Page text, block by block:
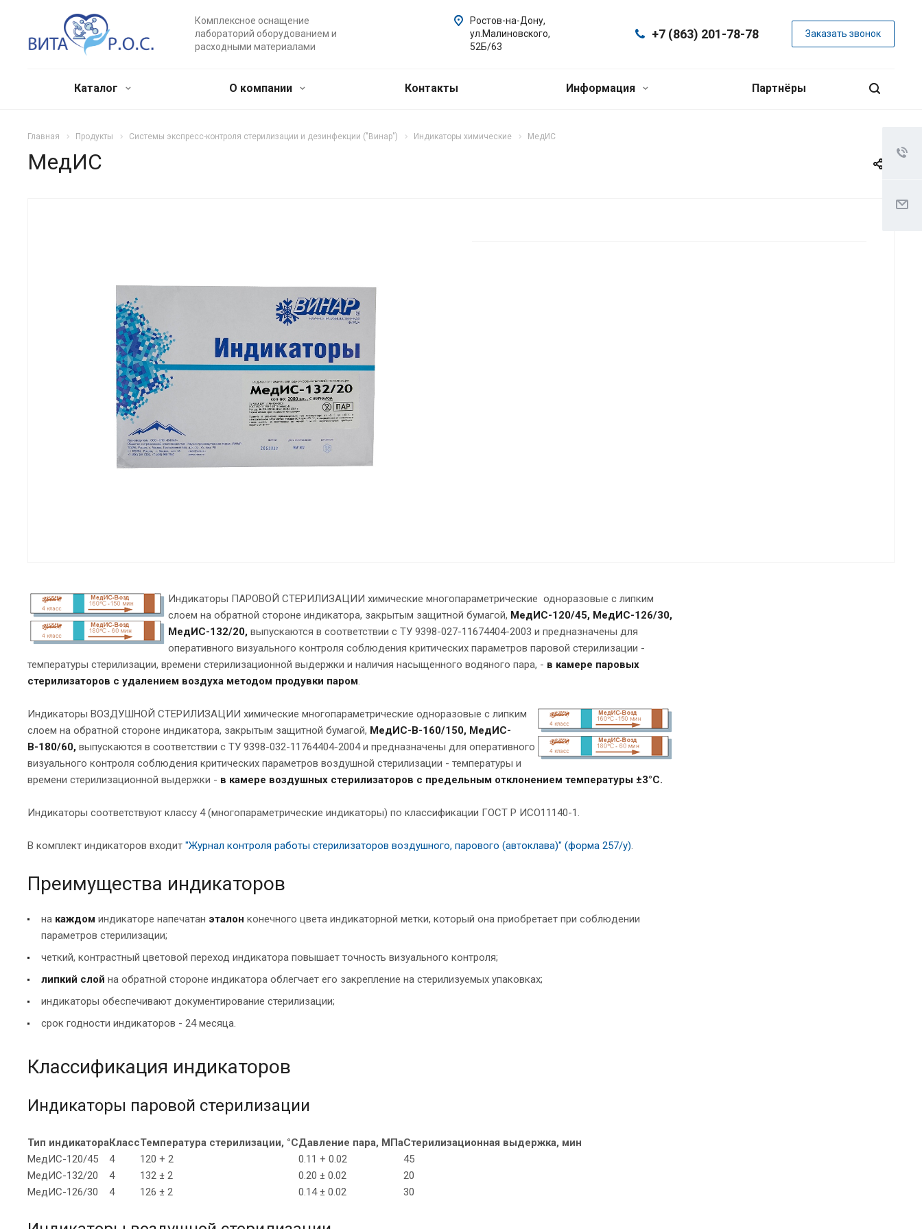
Комплексное оснащение
лабораторий оборудованием и
расходными материалами
+7 (863) 201-78-78 Заказать звонок
Ростов-на-Дону,
ул.Малиновского,
52Б/63
Каталог О компании Контакты Информация Партнёры
Главная Продукты Системы экспресс-контроля стерилизации и дезинфекции ("Винар") Индикаторы химические МедИС
МедИС
Индикаторы ПАРОВОЙ СТЕРИЛИЗАЦИИ химические многопараметрические одноразовые с липким
слоем на обратной стороне индикатора, закрытым защитной бумагой, МедИС-120/45, МедИС-126/30,
МедИС-132/20, выпускаются в соответствии с ТУ 9398-027-11674404-2003 и предназначены для
оперативного визуального контроля соблюдения критических параметров паровой стерилизации -
температуры стерилизации, времени стерилизационной выдержки и наличия насыщенного водяного пара, - в камере паровых
стерилизаторов с удалением воздуха методом продувки паром.
Индикаторы ВОЗДУШНОЙ СТЕРИЛИЗАЦИИ химические многопараметрические одноразовые с липким
слоем на обратной стороне индикатора, закрытым защитной бумагой, МедИС-В-160/150, МедИС-
В-180/60, выпускаются в соответствии с ТУ 9398-032-11764404-2004 и предназначены для оперативного
визуального контроля соблюдения критических параметров воздушной стерилизации - температуры и
времени стерилизационной выдержки - в камере воздушных стерилизаторов с предельным отклонением температуры ±3°С.
Индикаторы соответствуют классу 4 (многопараметрические индикаторы) по классификации ГОСТ Р ИСО11140-1.
В комплект индикаторов входит "Журнал контроля работы стерилизаторов воздушного, парового (автоклава)" (форма 257/у).
Преимущества индикаторов
на каждом индикаторе напечатан эталон конечного цвета индикаторной метки, который она приобретает при соблюдении
параметров стерилизации;
четкий, контрастный цветовой переход индикатора повышает точность визуального контроля;
липкий слой на обратной стороне индикатора облегчает его закрепление на стерилизуемых упаковках;
индикаторы обеспечивают документирование стерилизации;
срок годности индикаторов - 24 месяца.
Классификация индикаторов
Индикаторы паровой стерилизации
Тип индикатораКлассТемпература стерилизации, °СДавление пара, МПаСтерилизационная выдержка, мин
МедИС-120/45
4 120 + 2 0.11 + 0.02
45
МедИС-132/20
4 132 ± 2 0.20 ± 0.02
20
МедИС-126/30
4 126 ± 2 0.14 ± 0.02 30